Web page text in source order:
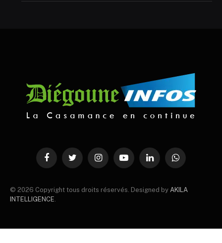
FacebookTwitter InstagramYouTubeLinkedInWhatsApp
© 2026 Copyright tous droits réservés. Designed by AKILA
INTELLIGENCE